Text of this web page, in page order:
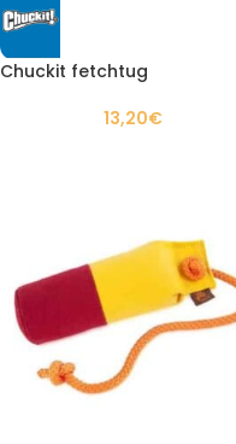
Chuckit fetchtug
13,20€